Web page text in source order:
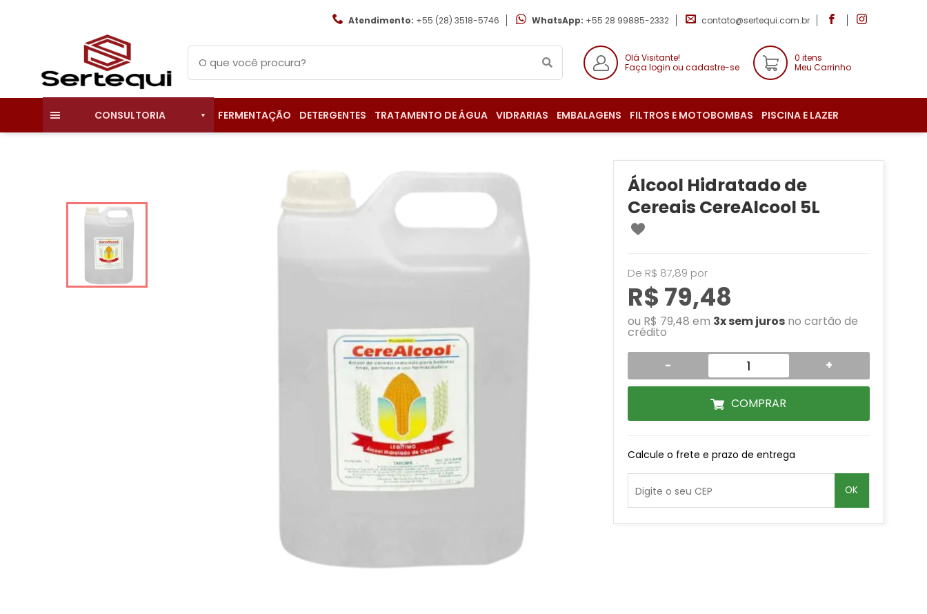
Atendimento: +55 (28) 3518-5746 WhatsApp: +55 28 99885-2332 contato@sertequi.com.br
Olá Visitante!
Faça login ou cadastre-se
0 itens
Meu Carrinho
CONSULTORIA FERMENTAÇÃO DETERGENTES TRATAMENTO DE ÁGUA VIDRARIAS EMBALAGENS FILTROS E MOTOBOMBAS PISCINA E LAZER
Álcool Hidratado de
Cereais CereAlcool 5L
De R$ 87,89 por
R$ 79,48
ou R$ 79,48 em 3x sem jurosno cartão de
crédito
- +
COMPRAR
Calcule o frete e prazo de entrega
OK